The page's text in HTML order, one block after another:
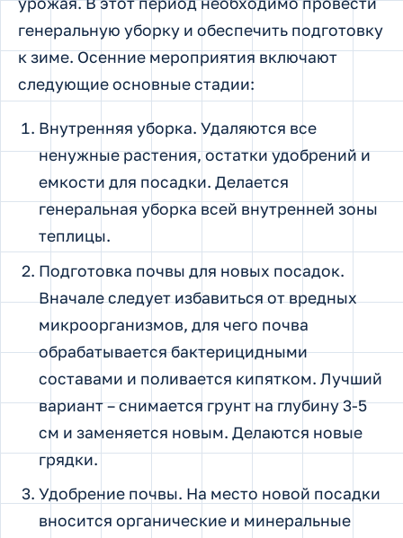
генеральную уборку и обеспечить подготовку
к зиме. Осенние мероприятия включают
следующие основные стадии:
Внутренняя уборка. Удаляются все
ненужные растения, остатки удобрений и
емкости для посадки. Делается
генеральная уборка всей внутренней зоны
теплицы.
Подготовка почвы для новых посадок.
Вначале следует избавиться от вредных
микроорганизмов, для чего почва
обрабатывается бактерицидными
составами и поливается кипятком. Лучший
вариант – снимается грунт на глубину 3-5
см и заменяется новым. Делаются новые
грядки.
Удобрение почвы. На место новой посадки
вносится органические и минеральные